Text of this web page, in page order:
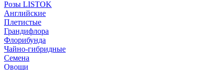
Розы LISTOK
Английские
Плетистые
Грандифлора
Флорибунда
Чайно-гибридные
Семена
Овощи